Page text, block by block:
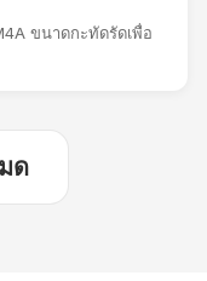
ขนาดกะทัดรัดเพื่อ
ด